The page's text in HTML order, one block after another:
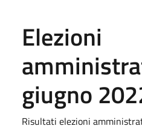
Elezioni
giugno
Risultati elezioni